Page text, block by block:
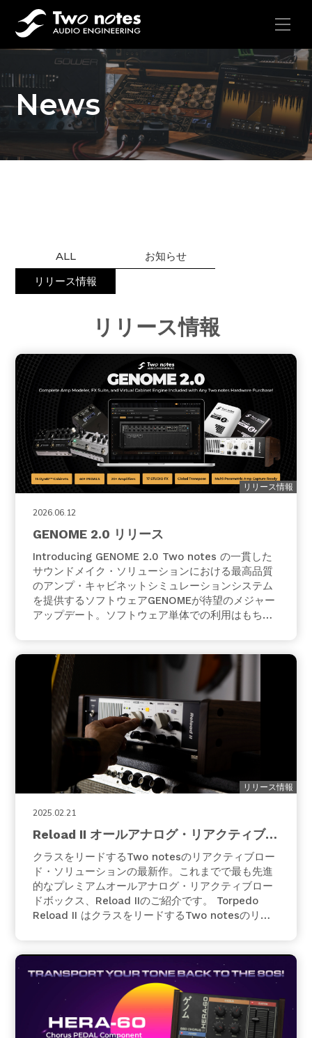
News
ALL
お知らせ
リリース情報
リリース情報
リリース情報
2026.06.12
GENOME 2.0 リリース
Introducing GENOME 2.0 Two notes の一貫した
サウンドメイク・ソリューションにおける最高品質
のアンプ・キャビネットシミュレーションシステム
を提供するソフトウェアGENOMEが待望のメジャー
アップデート。ソフトウェア単体での利用はもちろ
デジタルの両方を使用したハイブリットでのサウン
ドメイクを叶えます。GENOME2.…
リリース情報
2025.02.21
Reload II オールアナログ・リアクティブロ
ードボックス
クラスをリードするTwo notesのリアクティブロー
ド・ソリューションの最新作。これまでで最も先進
的なプレミアムオールアナログ・リアクティブロー
ドボックス、Reload IIのご紹介です。 Torpedo
Reload II はクラスをリードするTwo notesのリア
現代のバックラインコントロールの決定的な分岐点
となります。ツインチャンネル制御、互…